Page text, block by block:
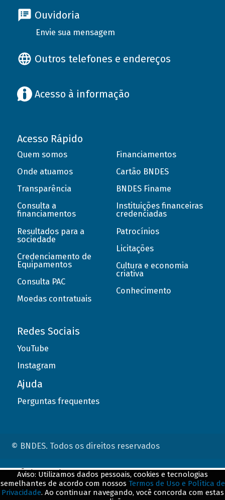
Ouvidoria
Envie sua mensagem
Outros telefones e endereços
Acesso à informação
Acesso Rápido
Quem somos
Onde atuamos
Transparência
Consulta a
financiamentos
Resultados para a
sociedade
Credenciamento de
Equipamentos
Consulta PAC
Moedas contratuais
Financiamentos
Cartão BNDES
BNDES Finame
Instituições financeiras
credenciadas
Patrocínios
Licitações
Cultura e economia
criativa
Conhecimento
Redes Sociais
YouTube
Instagram
Ajuda
Perguntas frequentes
© BNDES. Todos os direitos reservados
Aviso: Utilizamos dados pessoais, cookies e tecnologias
semelhantes de acordo com nossos Termos de Uso e Política de
Privacidade. Ao continuar navegando, você concorda com estas
ConteÃºdo complementar
${title}${badge}